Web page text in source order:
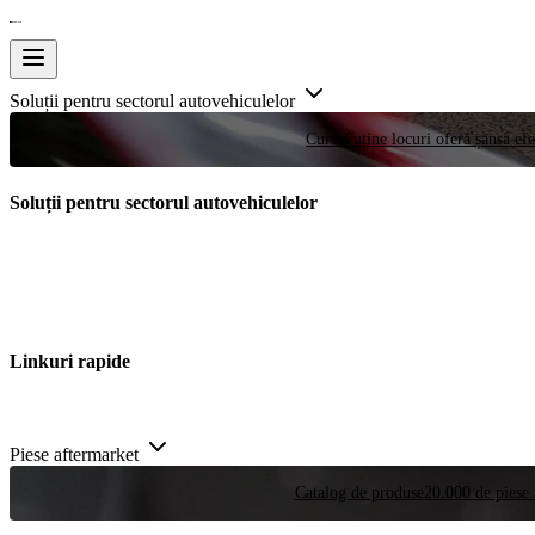
Soluții pentru sectorul autovehiculelor
Curse Puține locuri oferă șansa
Soluții pentru sectorul autovehiculelor
Linkuri rapide
Piese aftermarket
Catalog de produse 20.000 de